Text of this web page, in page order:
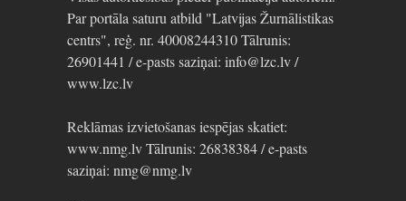
Par portāla saturu atbild "Latvijas Žurnālistikas
centrs", reģ. nr. 40008244310 Tālrunis:
26901441 / e-pasts saziņai: info@lzc.lv /
www.lzc.lv
Reklāmas izvietošanas iespējas skatiet:
www.nmg.lv Tālrunis: 26838384 / e-pasts
saziņai: nmg@nmg.lv